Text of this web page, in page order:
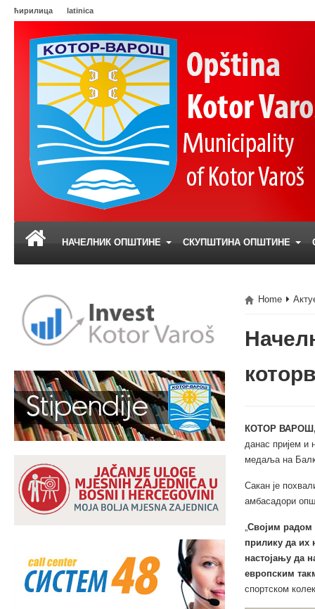
ћирилица latinica
НАЧЕЛНИК ОПШТИНЕ СКУПШТИНА ОПШТИНЕ
Home
КОТОР
данас пријем и
медаља на
Сакан је
амбасадори
„Својим радом
прилику да их
настојању да
европским
спортском